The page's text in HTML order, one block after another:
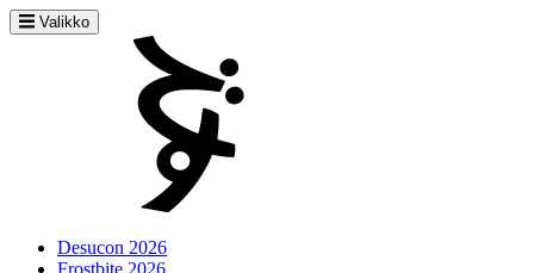
Valikko
Desucon 2026
Frostbite 2026